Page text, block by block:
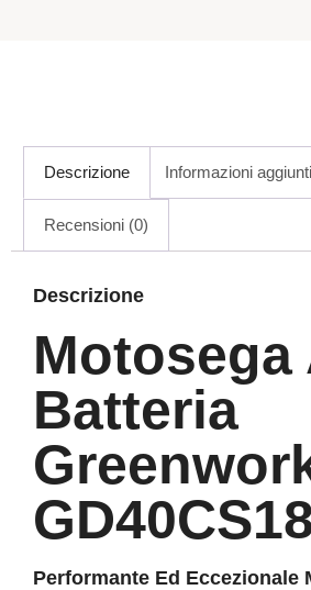
Descrizione Informazioni
Recensioni (0)
Descrizione
Motosega
Batteria
Performante Ed Eccezionale